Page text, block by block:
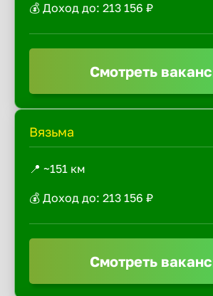
💰 Доход до: 213 156 ₽
Смотреть
Вязьма
📍 ~151 км
💰 Доход до: 213 156 ₽
Смотреть